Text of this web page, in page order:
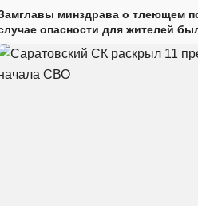
минздрава о тлеющем
опасности для жителей